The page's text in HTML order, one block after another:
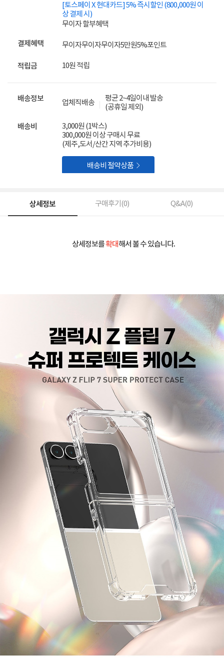
[토스페이 X 현대카드] 5% 즉시할인 (800,000원 이
상 결제 시)
무이자 할부혜택
결제혜택 무이자무이자무이자5만원5%포인트
적립금 10원 적립
배송정보 업체직배송
평균 2~4일이내 발송
(공휴일 제외)
배송비
3,000원 (1박스)
300,000원 이상 구매시 무료
(제주,도서/산간 지역 추가비용)
배송비 절약상품 
상세정보 구매후기(0) Q&A(0)
상세정보를확대해서 볼 수 있습니다.